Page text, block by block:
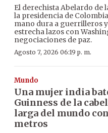
El derechista Abelardo de
la presidencia de
mano dura a guerrilleros
estrecha lazos con
negociaciones de paz.
Agosto 7, 2026 06:19 p. m.
Mundo
Una mujer india
Guinness de la
larga del mundo
metros